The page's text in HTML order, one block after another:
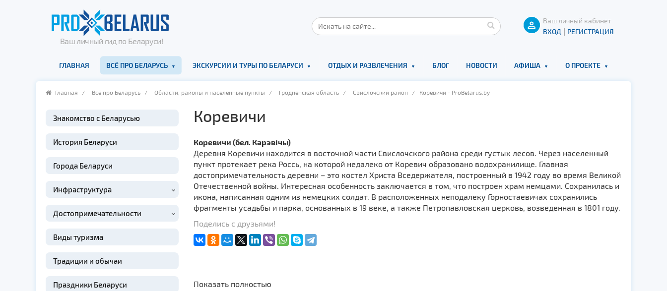
Ваш личный гид по Беларуси!
Ваш личный кабинет
ВХОД | РЕГИСТРАЦИЯ
ГЛАВНАЯ ВСЁ ПРО БЕЛАРУСЬ ЭКСКУРСИИ И ТУРЫ ПО БЕЛАРУСИ ОТДЫХ И РАЗВЛЕЧЕНИЯ БЛОГ НОВОСТИ АФИША О ПРОЕКТЕ
Главная / Всё про Беларусь / Области, районы и населенные пункты / Гродненская область / Свислочский район / Коревичи - ProBelarus.by
Знакомство с Беларусью
История Беларуси
Города Беларуси
Инфраструктура
Достопримечательности
Виды туризма
Традиции и обычаи
Праздники Беларуси
Коревичи
Коревичи (бел. Карэвічы)
Деревня Коревичи находится в восточной части Свислочского района среди густых лесов. Через населенный
пункт протекает река Россь, на которой недалеко от Коревич образовано водохранилище. Главная
достопримечательность деревни – это костел Христа Вседержателя, построенный в 1942 году во время Великой
Отечественной войны. Интересная особенность заключается в том, что построен храм немцами. Сохранилась и
икона, написанная одним из немецких солдат. В расположенных неподалеку Горностаевичах сохранились
фрагменты усадьбы и парка, основанных в 19 веке, а также Петропавловская церковь, возведенная в 1801 году.
Поделись с друзьями!
Показать полностью